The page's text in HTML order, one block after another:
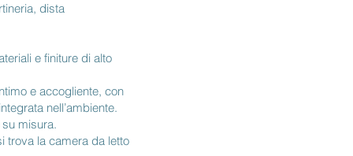
dista
e finiture di alto
e accogliente, con
nell’ambiente.
misura.
trova la camera da letto